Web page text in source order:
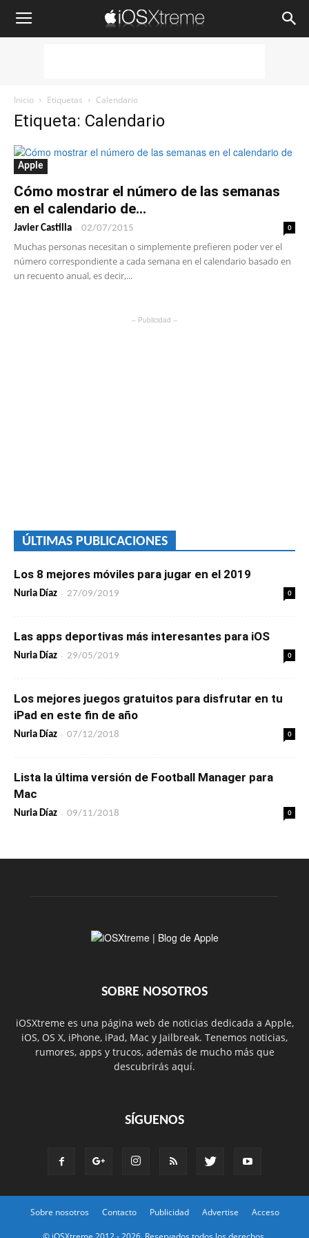
iOSXtreme
Inicio Etiquetas Calendario
Etiqueta: Calendario
Apple
Cómo mostrar el número de las semanas
en el calendario de...
Javier Castilla - 02/07/2015 0
Muchas personas necesitan o simplemente prefieren poder ver el
número correspondiente a cada semana en el calendario basado en
un recuento anual, es decir,...
– Publicidad –
ÚLTIMAS PUBLICACIONES
Los 8 mejores móviles para jugar en el 2019
Nuria Díaz - 27/09/2019 0
Las apps deportivas más interesantes para iOS
Nuria Díaz - 29/05/2019 0
Los mejores juegos gratuitos para disfrutar en tu
iPad en este fin de año
Nuria Díaz - 07/12/2018 0
Lista la última versión de Football Manager para
Mac
Nuria Díaz - 09/11/2018 0
SOBRE NOSOTROS
iOSXtreme es una página web de noticias dedicada a Apple,
iOS, OS X, iPhone, iPad, Mac y Jailbreak. Tenemos noticias,
rumores, apps y trucos, además de mucho más que
descubrirás aquí.
SÍGUENOS
Sobre nosotros Contacto Publicidad Advertise Acceso